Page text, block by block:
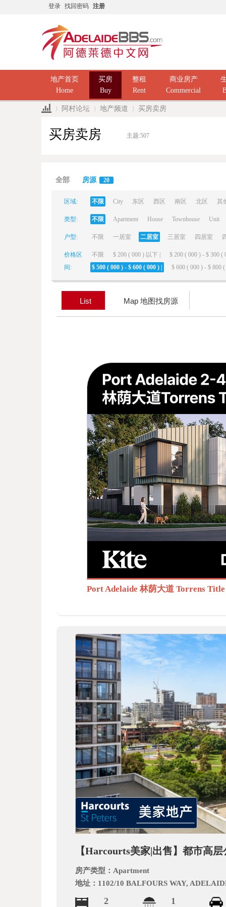
登录 找回密码 注册
地产首页
Home
买房
Buy
整租
Rent
商业房产
Commercial
阿村论坛 地产频道 买房卖房
买房卖房 主题:507
全部 房源 20
区域: 不限 City 东区 西区 南区 北区 其
类型: 不限 Apartment House Townhouse Unit
户型: 不限 一居室 二居室 三居室 四居室
价格区
间:
不限 $ 200 ( 000 ) 以下 |
$ 200 ( 000 ) - $ 300 (
$ 500 ( 000 ) - $ 600 ( 000 ) |
$ 600 ( 000 ) - $ 800 (
List Map 地图找房源
Port Adelaide 林荫大道 Torrens
【Harcourts美家|出售】都市高
房产类型： Apartment
地址： 1102/10 BALFOURS WAY,
2 1